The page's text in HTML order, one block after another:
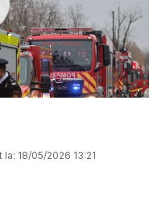
la: 18/05/2026 13:21